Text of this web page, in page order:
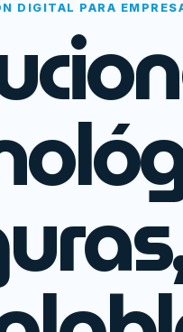
DIGITAL PARA